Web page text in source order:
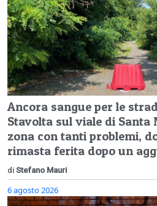
Ancora sangue per le
Stavolta sul viale di Santa
zona con tanti problemi,
rimasta ferita dopo un
di Stefano Mauri
6 agosto 2026